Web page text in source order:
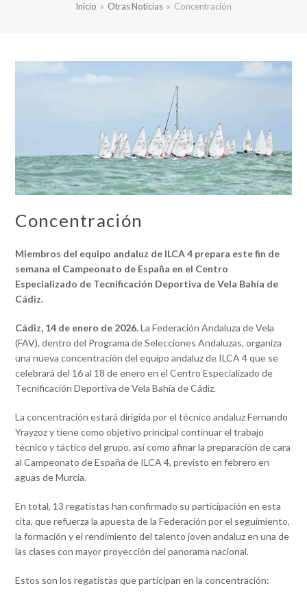
Inicio » Otras Noticias » Concentración
Concentración
Miembros del equipo andaluz de ILCA 4 prepara este fin de
semana el Campeonato de España en el Centro
Especializado de Tecnificación Deportiva de Vela Bahía de
Cádiz.
Cádiz, 14 de enero de 2026.La Federación Andaluza de Vela
(FAV), dentro del Programa de Selecciones Andaluzas, organiza
una nueva concentración del equipo andaluz de ILCA 4 que se
celebrará del 16 al 18 de enero en el Centro Especializado de
Tecnificación Deportiva de Vela Bahía de Cádiz.
La concentración estará dirigida por el técnico andaluz Fernando
Yrayzoz y tiene como objetivo principal continuar el trabajo
técnico y táctico del grupo, así como afinar la preparación de cara
al Campeonato de España de ILCA 4, previsto en febrero en
aguas de Murcia.
En total, 13 regatistas han confirmado su participación en esta
cita, que refuerza la apuesta de la Federación por el seguimiento,
la formación y el rendimiento del talento joven andaluz en una de
las clases con mayor proyección del panorama nacional.
Estos son los regatistas que participan en la concentración: